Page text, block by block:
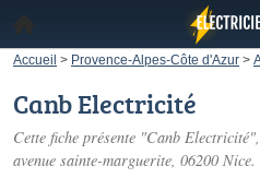
Accueil > Provence-Alpes-Côte d'Azur >
Canb Electricité
Cette fiche présente "Canb
avenue sainte-marguerite, 06200 Nice.